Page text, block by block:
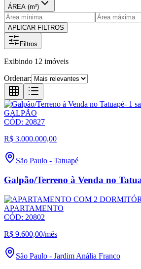
ÁREA (m²)
APLICAR FILTROS
Filtros
Exibindo 12 imóveis
Ordenar:
GALPÃO
CÓD: 20827
R$ 3.000.000,00
São Paulo - Tatuapé
Galpão/Terreno à Venda no
APARTAMENTO
CÓD: 20802
R$ 9.600,00/mês
São Paulo - Jardim Anália Franco